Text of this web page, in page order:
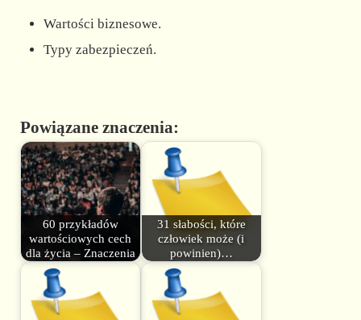
Wartości biznesowe.
Typy zabezpieczeń.
Powiązane znaczenia:
60 przykładów
wartościowych cech
dla życia – Znaczenia
31 słabości, które
człowiek może (i
powinien)…